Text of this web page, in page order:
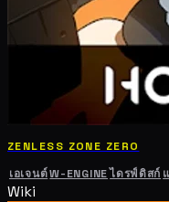
ZENLESS ZONE ZERO
เอเจนต์W-ENGINEไดรฟ์ดิสก์
Wiki